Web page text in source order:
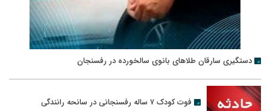
دستگیری سارقان طلاهای بانوی سالخورده در رفسنجان
فوت کودک ۷ ساله رفسنجانی در سانحه رانندگی